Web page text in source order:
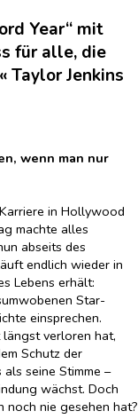
Year“ mit
für alle, die
Taylor Jenkins
wenn man nur
in Hollywood
machte alles
abseits des
endlich wieder in
Lebens erhält:
Star-
einsprechen.
verloren hat,
Schutz der
seine Stimme –
wächst. Doch
noch nie gesehen hat?